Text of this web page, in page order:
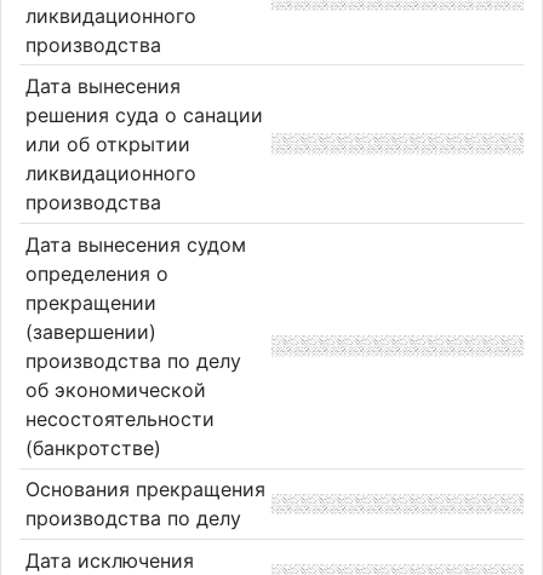
ликвидационного
производства
Дата вынесения
решения суда о санации
или об открытии
ликвидационного
производства
Дата вынесения судом
определения о
прекращении
(завершении)
производства по делу
об экономической
несостоятельности
(банкротстве)
Основания прекращения
производства по делу
Дата исключения